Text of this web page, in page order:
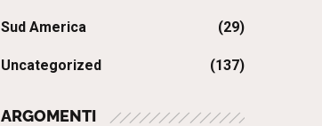
Sud America (29)
Uncategorized (137)
ARGOMENTI